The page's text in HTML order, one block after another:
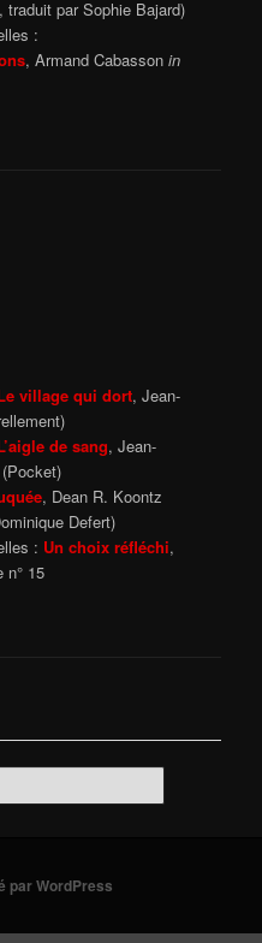
par Sophie Bajard)
:
, Armand Cabasson in
village qui dort, Jean-
de sang, Jean-
, Dean R. Koontz
Defert)
: Un choix réfléchi,
15
par WordPress